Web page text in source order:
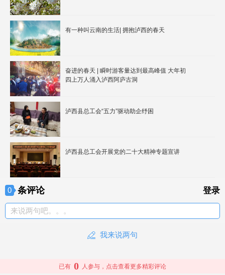
有一种叫云南的生活| 拥抱泸西的春天
奋进的春天 | 瞬时游客量达到最高峰值 大年初
四上万人涌入泸西阿庐古洞
泸西县总工会“五力”驱动助企纾困
泸西县总工会开展党的二十大精神专题宣讲
0 条评论 登录
来说两句吧。。。
我来说两句
已有 0 人参与，点击查看更多精彩评论